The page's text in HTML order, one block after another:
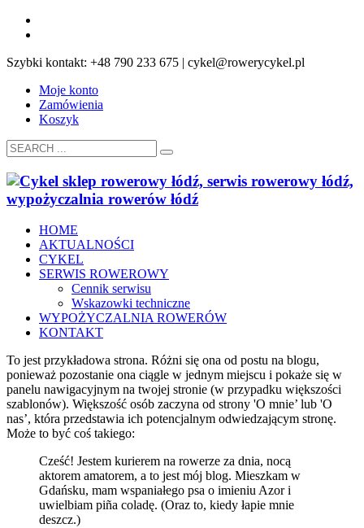
Szybki kontakt: +48 790 233 675 | cykel@rowerycykel.pl
Moje konto
Zamówienia
Koszyk
HOME
AKTUALNOŚCI
CYKEL
SERWIS ROWEROWY
Cennik serwisu
Wskazowki techniczne
WYPOŻYCZALNIA ROWERÓW
KONTAKT
To jest przykładowa strona. Różni się ona od postu na blogu,
ponieważ pozostanie ona ciągle w jednym miejscu i pokaże się w
panelu nawigacyjnym na twojej stronie (w przypadku większości
szablonów). Większość osób zaczyna od strony 'O mnie’ lub 'O
nas’, która przedstawia ich potencjalnym odwiedzającym stronę.
Może to być coś takiego:
Cześć! Jestem kurierem na rowerze za dnia, nocą
aktorem amatorem, a to jest mój blog. Mieszkam w
Gdańsku, mam wspaniałego psa o imieniu Azor i
uwielbiam piña coladę. (Oraz to, kiedy łapie mnie
deszcz.)